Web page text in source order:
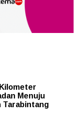
Menuju
Tarabintang